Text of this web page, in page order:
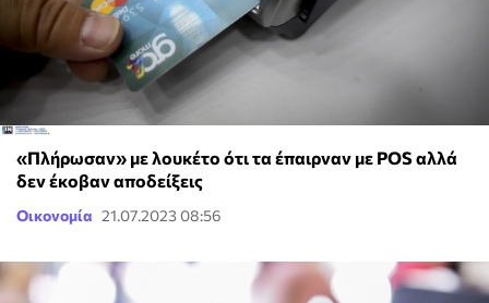
«Πλήρωσαν» με λουκέτο ότι τα έπαιρναν με POS αλλά
δεν έκοβαν αποδείξεις
Οικονομία 21.07.2023 08:56